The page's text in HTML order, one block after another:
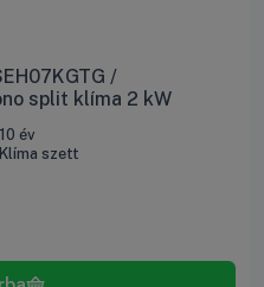
/
split klíma 2 kW
10 év
Klíma szett